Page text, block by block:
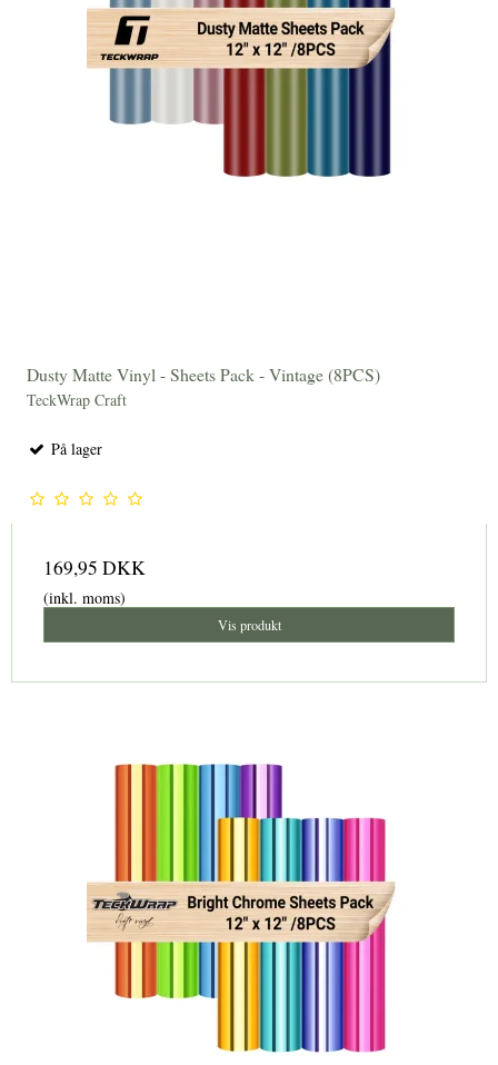
Dusty Matte Vinyl - Sheets Pack - Vintage (8PCS)
TeckWrap Craft
På lager
169,95 DKK
(inkl. moms)
Vis produkt